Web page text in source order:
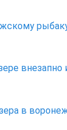
внезапно
в